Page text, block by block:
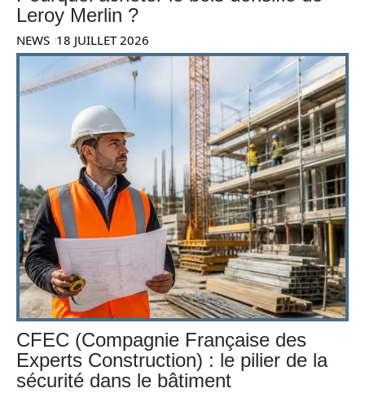
Leroy Merlin ?
NEWS 18 JUILLET 2026
CFEC (Compagnie Française des
Experts Construction) : le pilier de la
sécurité dans le bâtiment